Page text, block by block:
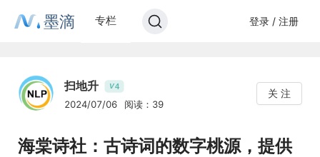
墨滴 专栏 登录 / 注册
扫地升 V4
2024/07/06 阅读：39
关 注
海棠诗社：古诗词的数字桃源，提供